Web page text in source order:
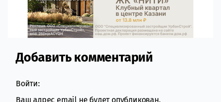
Comment section
Добавить комментарий
Войти:
Ваш адрес email не будет опубликован.